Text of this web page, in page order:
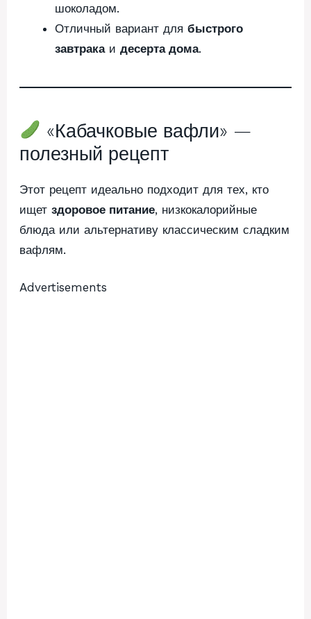
шоколадом.
Отличный вариант для быстрого
завтракаи десерта дома.
«Кабачковые вафли» —
полезный рецепт
Этот рецепт идеально подходит для тех, кто
ищет здоровое питание, низкокалорийные
блюда или альтернативу классическим сладким
вафлям.
Advertisements